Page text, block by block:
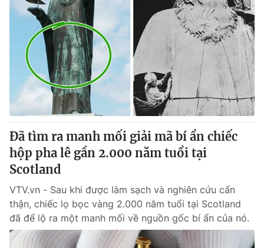
THỜI BÁO VTV
Theo dõi báo trên
Cơ quan chủ quản:Đài Truyền hình Việt Nam
Cơ quan báo chí:Thời báo VTV
Giấy phép hoạt động báo in và báo điện tử số 483/GP-BTTTT
cấp ngày 29/12/2023
Tổng Biên tập:Vũ Thanh Thủy
Phó Tổng Biên tập:Nguyễn Thị Mỹ Hạnh, Phạm Quốc Thắng,
Nguyễn Trọng Ninh
Ðiện thoại Thời báo VTV:
024.66 897 897
Email:toasoan@vtv.vn
Liên hệ quảng cáo: 024-7300.7108
Đã tìm ra manh mối giải mã bí ẩn chiếc
hộp pha lê gần 2.000 năm tuổi tại
Scotland
VTV.vn - Sau khi được làm sạch và nghiên cứu cẩn
thận, chiếc lọ bọc vàng 2.000 năm tuổi tại Scotland
đã để lộ ra một manh mối về nguồn gốc bí ẩn của nó.